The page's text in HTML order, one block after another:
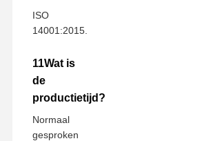
ISO
14001:2015.
11Wat is
de
productietijd?
Normaal
gesproken